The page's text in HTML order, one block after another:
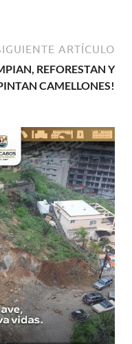
ARTÍCULO
REFORESTAN Y
CAMELLONES!